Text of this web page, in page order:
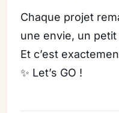
Chaque projet
une envie, un
Et c’est
✨ Let’s GO !